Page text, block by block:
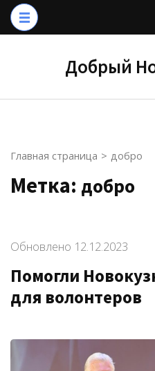
Перейти
Добрый
Главная страница > добро
Метка: добро
Обновлено 12.12.2023
Помогли
для волонтеров